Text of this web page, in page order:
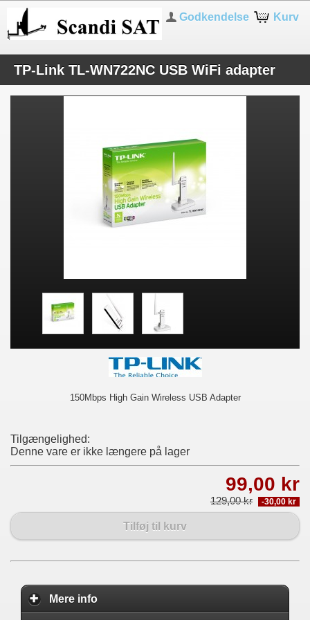
Kurv
Godkendelse
TP-Link TL-WN722NC USB WiFi adapter
150Mbps High Gain Wireless USB Adapter
Tilgængelighed:
Denne vare er ikke længere på lager
99,00 kr
129,00 kr -30,00 kr
Tilføj til kurv
Mere info